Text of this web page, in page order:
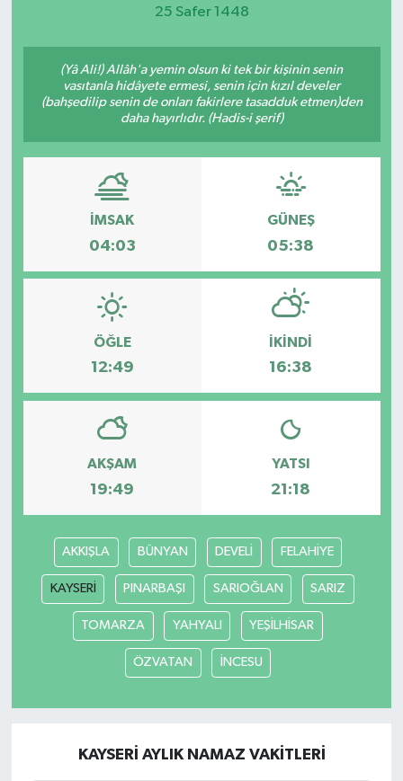
25 Safer 1448
(Yâ Ali!) Allâh'a yemin olsun ki tek bir kişinin senin
vasıtanla hidâyete ermesi, senin için kızıl develer
(bahşedilip senin de onları fakirlere tasadduk etmen)den
daha hayırlıdır. (Hadis-i şerif)
İMSAK
04:03
GÜNEŞ
05:38
ÖĞLE
12:49
İKINDI
16:38
AKŞAM
19:49
YATSI
21:18
AKKIŞLA BÜNYAN DEVELİ FELAHİYE
KAYSERİ PINARBAŞI SARIOĞLAN SARIZ
TOMARZA YAHYALI YEŞİLHİSAR
ÖZVATAN İNCESU
KAYSERİ AYLIK NAMAZ VAKITLERI
Etkinlikler